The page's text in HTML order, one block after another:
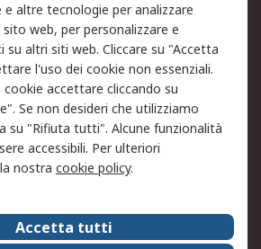
Informativa Privacy -
Aggiornata
Termini d'uso
Condizioni generali di
servizio
Contattaci
ESG
altre tecnologie per analizzare
web, per personalizzare e
su altri siti web. Cliccare su "Accetta
l'uso dei cookie non essenziali.
cookie accettare cliccando su
Se non desideri che utilizziamo
su "Rifiuta tutti". Alcune funzionalità
accessibili. Per ulteriori
nostra cookie policy.
Accetta tutti